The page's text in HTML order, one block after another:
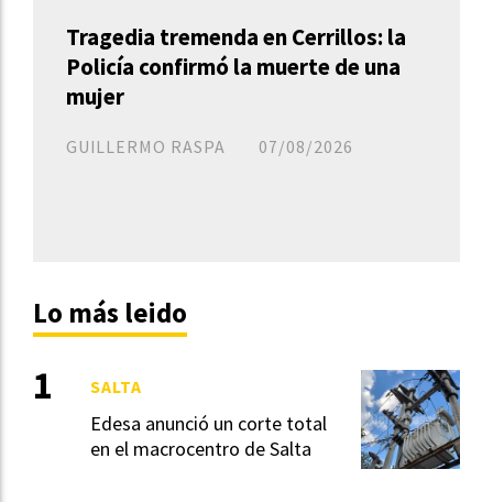
Tragedia tremenda en Cerrillos: la
Policía confirmó la muerte de una
mujer
GUILLERMO RASPA 07/08/2026
Lo más leido
Edesa anunció un corte total
en el macrocentro de Salta
SALTA